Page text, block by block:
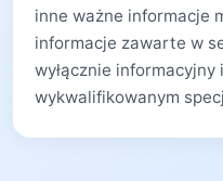
inne ważne informacje
informacje zawarte w
wyłącznie
wykwalifikowanym